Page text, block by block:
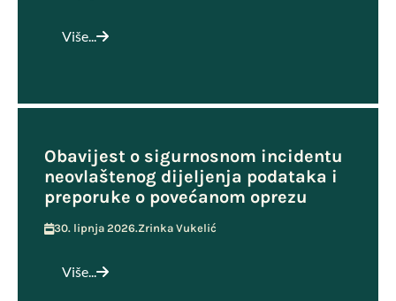
Više...
Obavijest o sigurnosnom incidentu
neovlaštenog dijeljenja podataka i
preporuke o povećanom oprezu
30. lipnja 2026.Zrinka Vukelić
Više...